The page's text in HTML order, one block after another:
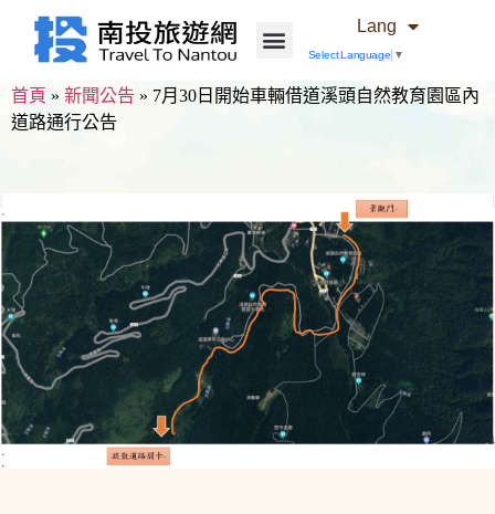
Lang
Select Language ▼
首頁 » 新聞公告 » 7月30日開始車輛借道溪頭自然教育園區內
道路通行公告